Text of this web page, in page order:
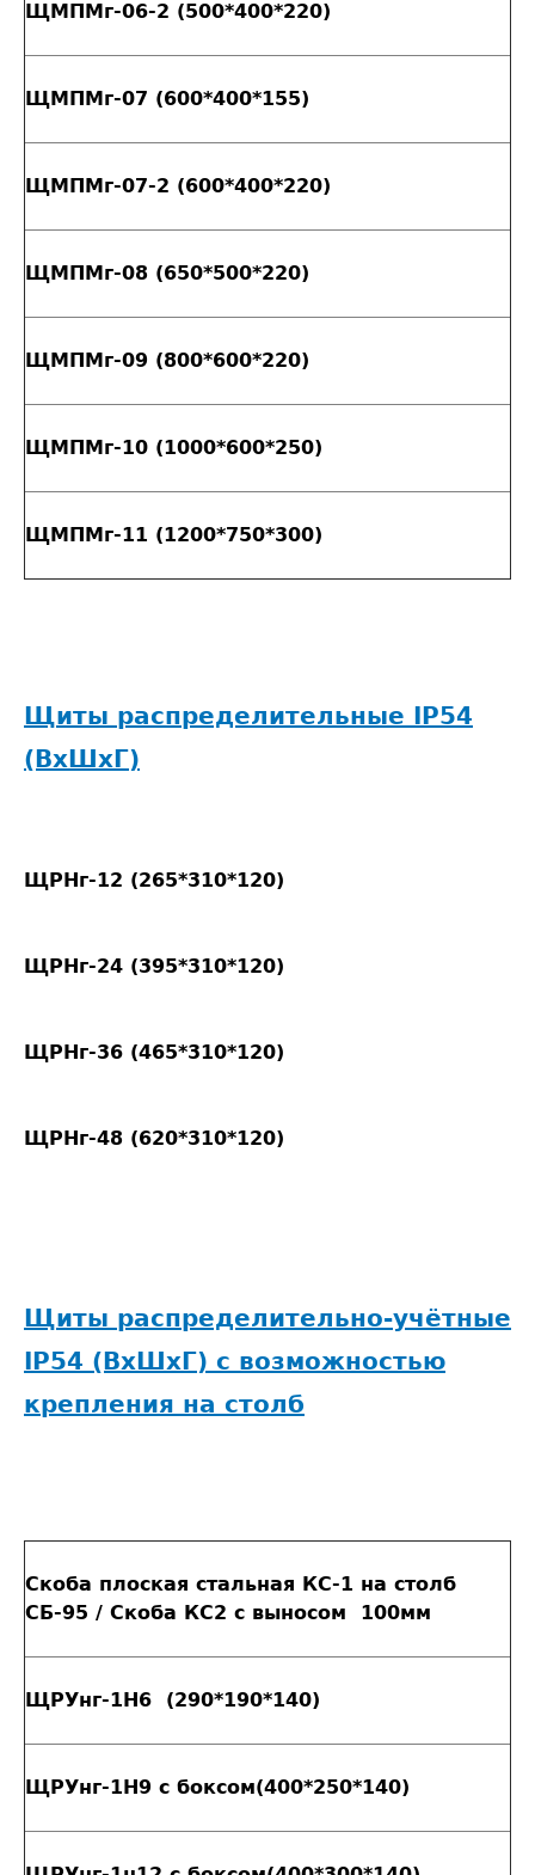
ЩМПМг-06-2 (500*400*220)
ЩМПМг-07 (600*400*155)
ЩМПМг-07-2 (600*400*220)
ЩМПМг-08 (650*500*220)
ЩМПМг-09 (800*600*220)
ЩМПМг-10 (1000*600*250)
ЩМПМг-11 (1200*750*300)
Щиты распределительные IP54
(ВxШxГ)
ЩРНг-12 (265*310*120)
ЩРНг-24 (395*310*120)
ЩРНг-36 (465*310*120)
ЩРНг-48 (620*310*120)
Щиты распределительно-учётные
IP54 (ВxШxГ) с возможностью
крепления на столб
Скоба плоская стальная КС-1 на столб
СБ-95 / Скоба КС2 с выносом 100мм
ЩРУнг-1H6 (290*190*140)
ЩРУнг-1Н9 с боксом(400*250*140)